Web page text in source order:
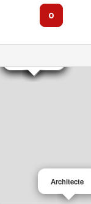
0
Architecte